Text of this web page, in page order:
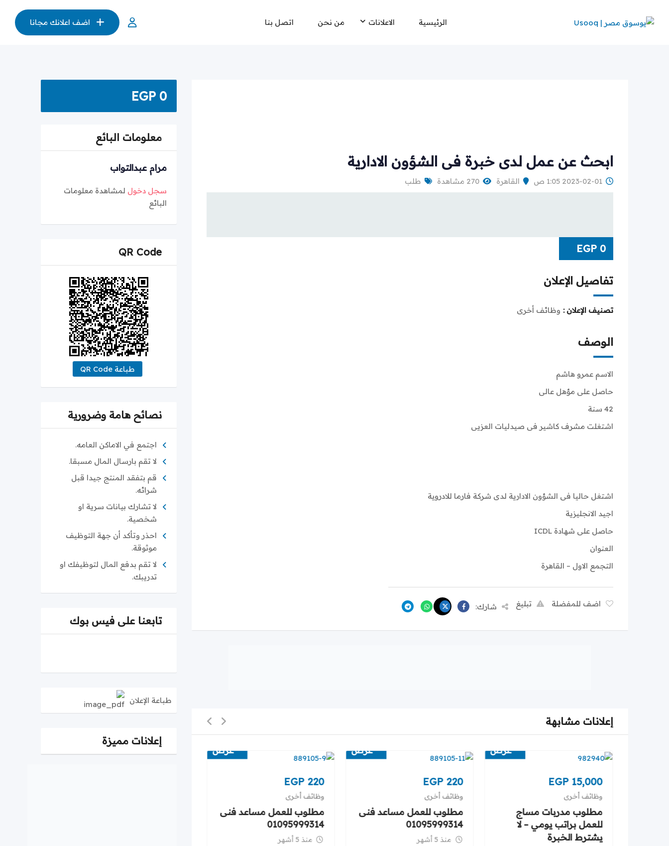
content
الرئيسية الاعلانات من نحن اتصل بنا اضف اعلانك مجانا
ابحث عن عمل لدى خبرة فى الشؤون الادارية
2023-02-01 1:05 ص القاهرة 270 مشاهدة طلب
EGP 0
تفاصيل الإعلان
تصنيف الإعلان : وظائف أخرى
الوصف
الاسم عمرو هاشم
حاصل على مؤهل عالى
42 سنة
اشتغلت مشرف كاشير فى صيدليات العزيى
اشتغل حاليا فى الشؤون الادارية لدى شركة فارما للادروية
اجيد الانجليزية
حاصل على شهادة ICDL
العنوان
التجمع الاول – القاهرة
اضف للمفضلة تبليغ شارك:
إعلانات مشابهة
عرض
EGP15,000
وظائف أخرى
مطلوب مدربات مساج
للعمل براتب يومي – لا
يشترط الخبرة
عرض
EGP220
وظائف أخرى
مطلوب للعمل مساعد فنى
01095999314
منذ 5 أشهر
عرض
EGP220
وظائف أخرى
مطلوب للعمل مساعد فنى
01095999314
منذ 5 أشهر
EGP0
معلومات البائع
مرام عبدالتواب
سجل دخول لمشاهدة معلومات
البائع
QR Code
طباعة QR Code
نصائح هامة وضرورية
اجتمع في الاماكن العامه.
لا تقم بارسال المال مسبقا.
قم بتفقد المنتج جيدا قبل
شرائه.
لا تشارك بيانات سرية او
شخصية.
احذر وتأكد أن جهة التوظيف
موثوقة.
لا تقم بدفع المال لتوظيفك او
تدريبك.
تابعنا على فيس بوك
طباعة الإعلان
إعلانات مميزة